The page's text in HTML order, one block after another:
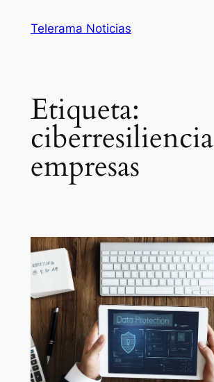
Telerama Noticias
Etiqueta:
ciberresiliencia
empresas